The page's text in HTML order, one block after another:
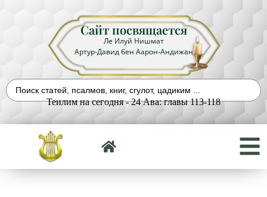
Сайт посвящается
Ле Илуй Нишмат
Артур-Давид бен Аарон-Андижан
Теилим на сегодня - 24 Ава: главы 113-118